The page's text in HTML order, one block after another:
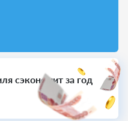
сэкономит за год